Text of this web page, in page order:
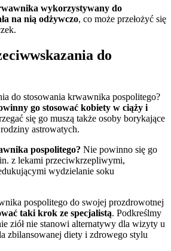
wykorzystywany do
na nią odżywczo, co może przełożyć się
do
do stosowania krwawnika pospolitego?
go stosować kobiety w ciąży i
się go muszą także osoby borykające
astrowatych.
pospolitego? Nie powinno się go
z lekami przeciwkrzepliwymi,
wydzielanie soku
pospolitego do swojej prozdrowotnej
taki krok ze specjalistą. Podkreślmy
ziół nie stanowi alternatywy dla wizyty u
zbilansowanej diety i zdrowego stylu